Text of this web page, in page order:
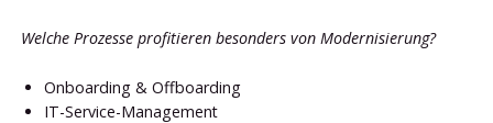
Welche Prozesse profitieren besonders von Modernisierung?
Onboarding & Offboarding
IT-Service-Management